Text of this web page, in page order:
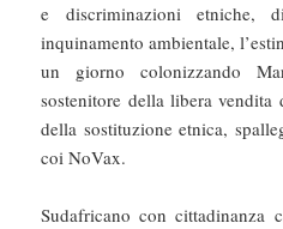
e discriminazioni etniche,
inquinamento ambientale,
un giorno colonizzando
sostenitore della libera
della sostituzione etnica,
coi NoVax.
Sudafricano con cittadinanza